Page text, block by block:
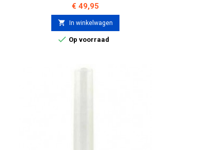
Prijs
€ 49,95
 In winkelwagen
 Op voorraad